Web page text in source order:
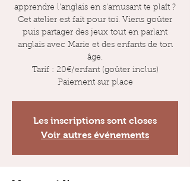
apprendre l'anglais en s'amusant te plaît ?
Cet atelier est fait pour toi. Viens goûter
puis partager des jeux tout en parlant
anglais avec Marie et des enfants de ton
âge.
Tarif : 20€/enfant (goûter inclus)
Paiement sur place
Les inscriptions sont closes
Voir autres événements